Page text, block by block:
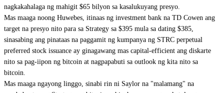
nagkakahalaga ng mahigit $65 bilyon sa kasalukuyang presyo.
Mas maaga noong Huwebes, itinaas ng investment bank na TD Cowen ang
target na presyo nito para sa Strategy sa $395 mula sa dating $385,
sinasabing ang pinataas na paggamit ng kumpanya ng STRC perpetual
preferred stock issuance ay ginagawang mas capital-efficient ang diskarte
nito sa pag-iipon ng bitcoin at nagpapabuti sa outlook ng kita nito sa
bitcoin.
Mas maaga ngayong linggo, sinabi rin ni Saylor na "malamang" na